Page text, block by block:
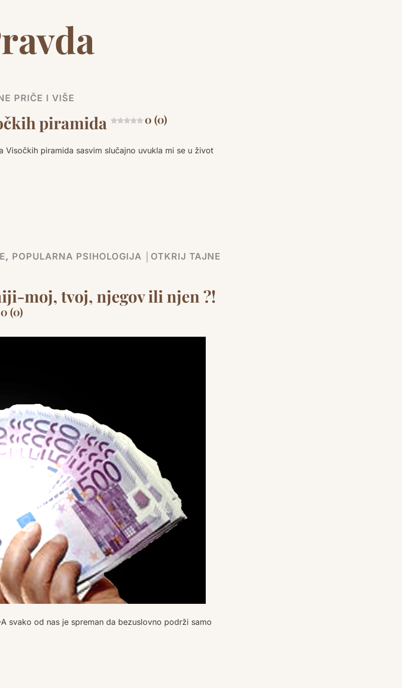
PRIČE I VIŠE
piramida 0 (0)
piramida sasvim slučajno uvukla mi se u život
, POPULARNA PSIHOLOGIJA │OTKRIJ TAJNE
moj, tvoj, njegov ili njen ?!
0 (0)
svako od nas je spreman da bezuslovno podrži samo